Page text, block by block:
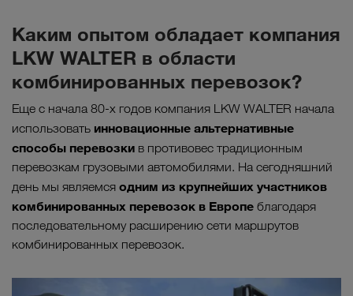
Каким опытом обладает компания
LKW WALTER в области
комбинированных перевозок?
Еще с начала 80-х годов компания LKW WALTER начала
использовать инновационные альтернативные
способы перевозки в противовес традиционным
перевозкам грузовыми автомобилями. На сегодняшний
день мы являемся одним из крупнейших участников
комбинированных перевозок в Европе благодаря
последовательному расширению сети маршрутов
комбинированных перевозок.